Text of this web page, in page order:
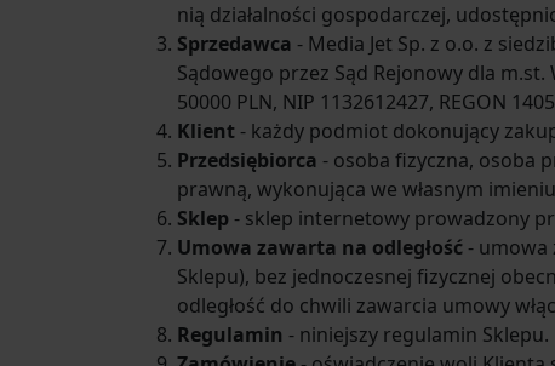
nią działalności gospodarczej,
Sprzedawca - Media Jet Sp. z o.o. z
Sądowego przez Sąd Rejonowy dla m.st.
50000 PLN, NIP 1132612427, REGON
Klient - każdy podmiot dokonujący
Przedsiębiorca - osoba fizyczna, osoba
prawną, wykonująca we własnym
Sklep - sklep internetowy prowadzony
Umowa zawarta na odległość - umowa
Sklepu), bez jednoczesnej fizycznej
odległość do chwili zawarcia umowy
Regulamin - niniejszy regulamin Sklepu.